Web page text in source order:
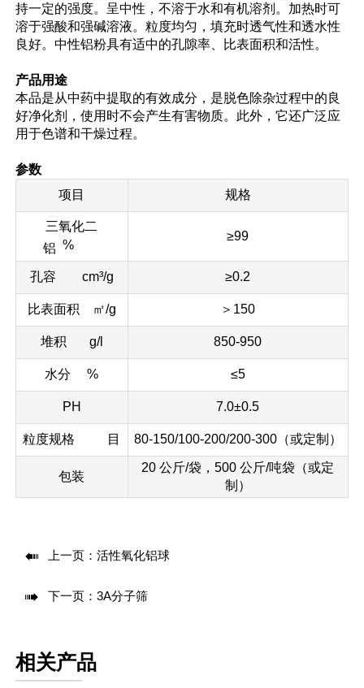
持一定的强度。呈中性，不溶于水和有机溶剂。加热时可
溶于强酸和强碱溶液。粒度均匀，填充时透气性和透水性
良好。中性铝粉具有适中的孔隙率、比表面积和活性。
产品用途
本品是从中药中提取的有效成分，是脱色除杂过程中的良
好净化剂，使用时不会产生有害物质。此外，它还广泛应
用于色谱和干燥过程。
参数
项目
规格
三氧化二
铝 %
≥99
孔容 cm³/g ≥0.2
比表面积 ㎡/g ＞150
堆积 g/l 850-950
水分 % ≤5
PH 7.0±0.5
粒度规格 目 80-150/100-200/200-300（或定制）
包装
20 公斤/袋，500 公斤/吨袋（或定
制）
 上一页： 活性氧化铝球
 下一页： 3A分子筛
相关产品